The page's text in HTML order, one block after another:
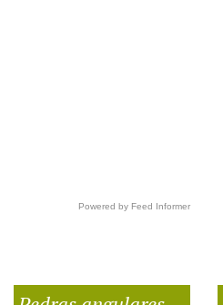
Powered by Feed Informer